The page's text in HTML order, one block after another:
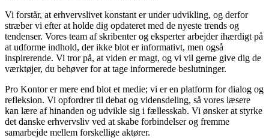
Vi forstår, at erhvervslivet konstant er under udvikling, og derfor
stræber vi efter at holde dig opdateret med de nyeste trends og
tendenser. Vores team af skribenter og eksperter arbejder ihærdigt på
at udforme indhold, der ikke blot er informativt, men også
inspirerende. Vi tror på, at viden er magt, og vi vil gerne give dig de
værktøjer, du behøver for at tage informerede beslutninger.
Pro Kontor er mere end blot et medie; vi er en platform for dialog og
refleksion. Vi opfordrer til debat og vidensdeling, så vores læsere
kan lære af hinanden og udvikle sig i fællesskab. Vi ønsker at styrke
det danske erhvervsliv ved at skabe forbindelser og fremme
samarbejde mellem forskellige aktører.